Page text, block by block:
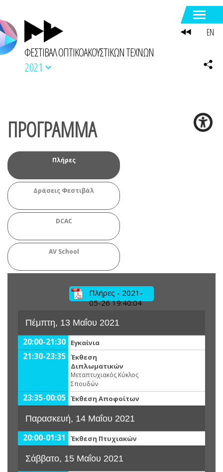
ΦΕΣΤΙΒΑΛ ΟΠΤΙΚΟΑΚΟΥΣΤΙΚΩΝ ΤΕΧΝΩΝ
2021
ΠΡΟΓΡΑΜΜΑ
Πλήρες
Δράσεις Φεστιβάλ
DCAC
AV School
Πλήρες - 2021-
05-26 19:40:04
Πέμπτη, 13 Μαΐου 2021
20:00-21:30 Εγκαίνια
21:30-23:35 Έκθεση
Διπλωματικών
Μεταπτυχιακός Κύκλος
Σπουδών
23:35-00:05 Έκθεση Αποφοίτων
Παρασκευή, 14 Μαΐου 2021
20:00-01:31 Έκθεση Πτυχιακών
Σάββατο, 15 Μαΐου 2021
EN